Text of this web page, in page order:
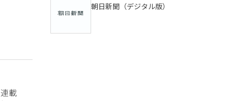
載
朝日新聞（デジタル版）